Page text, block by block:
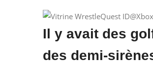
Il y avait des
des demi-